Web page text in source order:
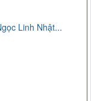
Linh Nhật...